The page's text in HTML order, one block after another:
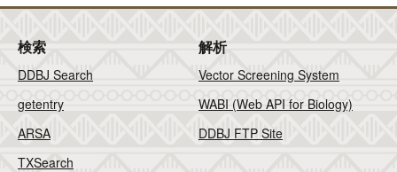
検索
DDBJ Search
getentry
ARSA
TXSearch
解析
Vector Screening System
WABI (Web API for Biology)
DDBJ FTP Site